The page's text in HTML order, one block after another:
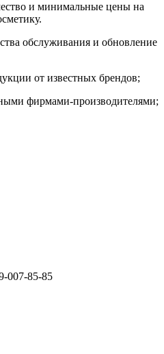
и минимальные цены на
обслуживания и обновление
от известных брендов;
фирмами-производителями;
007-85-85